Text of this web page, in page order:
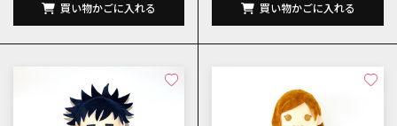
買い物かごに入れる 買い物かごに入れる